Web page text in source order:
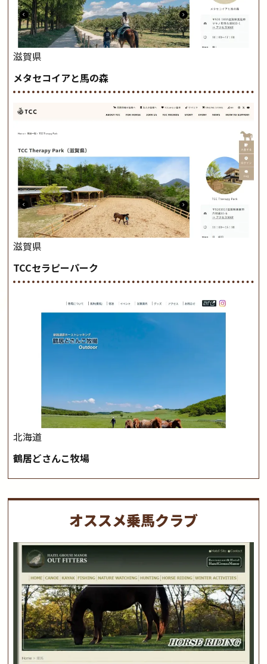
滋賀県
メタセコイアと馬の森
滋賀県
TCCセラピーパーク
北海道
鶴居どさんこ牧場
オススメ乗馬クラブ